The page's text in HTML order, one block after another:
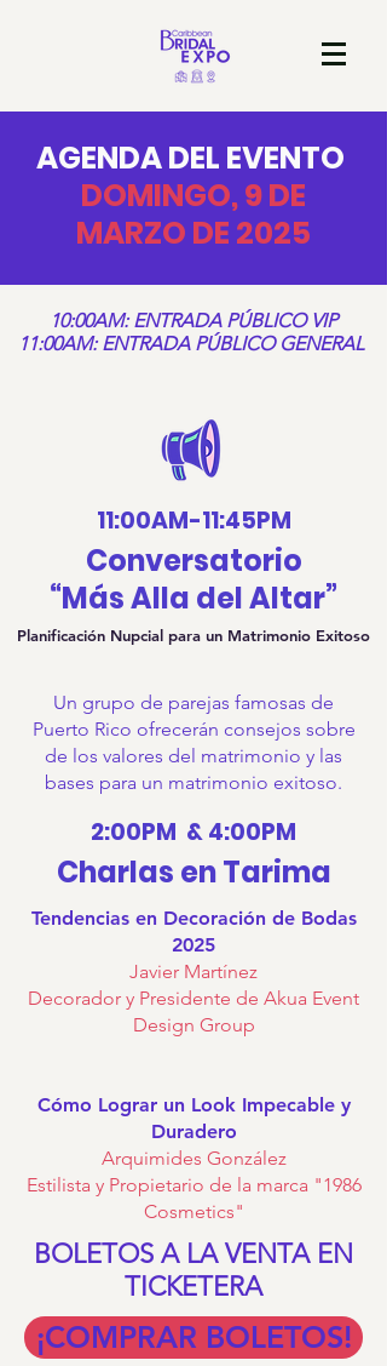
AGENDA DEL EVENTO
DOMINGO,9DE
MARZO DE 2025
10:00AM: ENTRADA PÚBLICO VIP
11:00AM: ENTRADA PÚBLICO GENERAL
11:00AM-11:45PM
Conversatorio
“Más Alla del Altar”
Planificación Nupcial para un Matrimonio Exitoso
Un grupo de parejas famosas de
Puerto Rico ofrecerán consejos sobre
de los valores del matrimonio y las
bases para un matrimonio exitoso.
2:00PM & 4:00PM
Charlas en Tarima
Tendencias en Decoración de Bodas
2025
Javier Martínez
Decorador y Presidente de Akua Event
Design Group
Cómo Lograr un Look Impecable y
Duradero
Arquimides González
Estilista y Propietario de la marca "1986
Cosmetics"
BOLETOS A LA VENTA EN
TICKETERA
¡COMPRAR BOLETOS!